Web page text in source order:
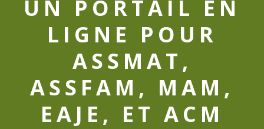
UN PORTAIL EN
LIGNE POUR
ASSMAT,
ASSFAM, MAM,
EAJE, ET ACM